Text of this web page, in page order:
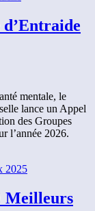
mentale, le
lance un Appel
des Groupes
l’année 2026.
Meilleurs